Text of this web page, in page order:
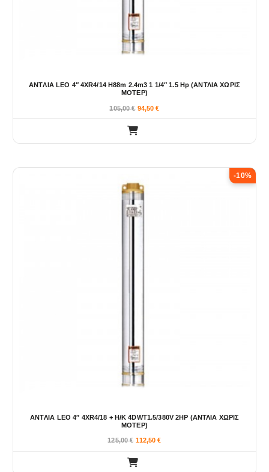
ANTΛIA LEO 4″ 4XR4/14 H88m 2.4m3 1 1/4″ 1.5 Hp (ΑΝΤΛΙΑ ΧΩΡΙΣ
ΜΟΤΕΡ)
105,00€ 94,50€
-10%
ANTΛIA LEO 4″ 4XR4/18 + H/K 4DWT1.5/380V 2HP (ΑΝΤΛΙΑ ΧΩΡΙΣ
ΜΟΤΕΡ)
125,00€ 112,50€